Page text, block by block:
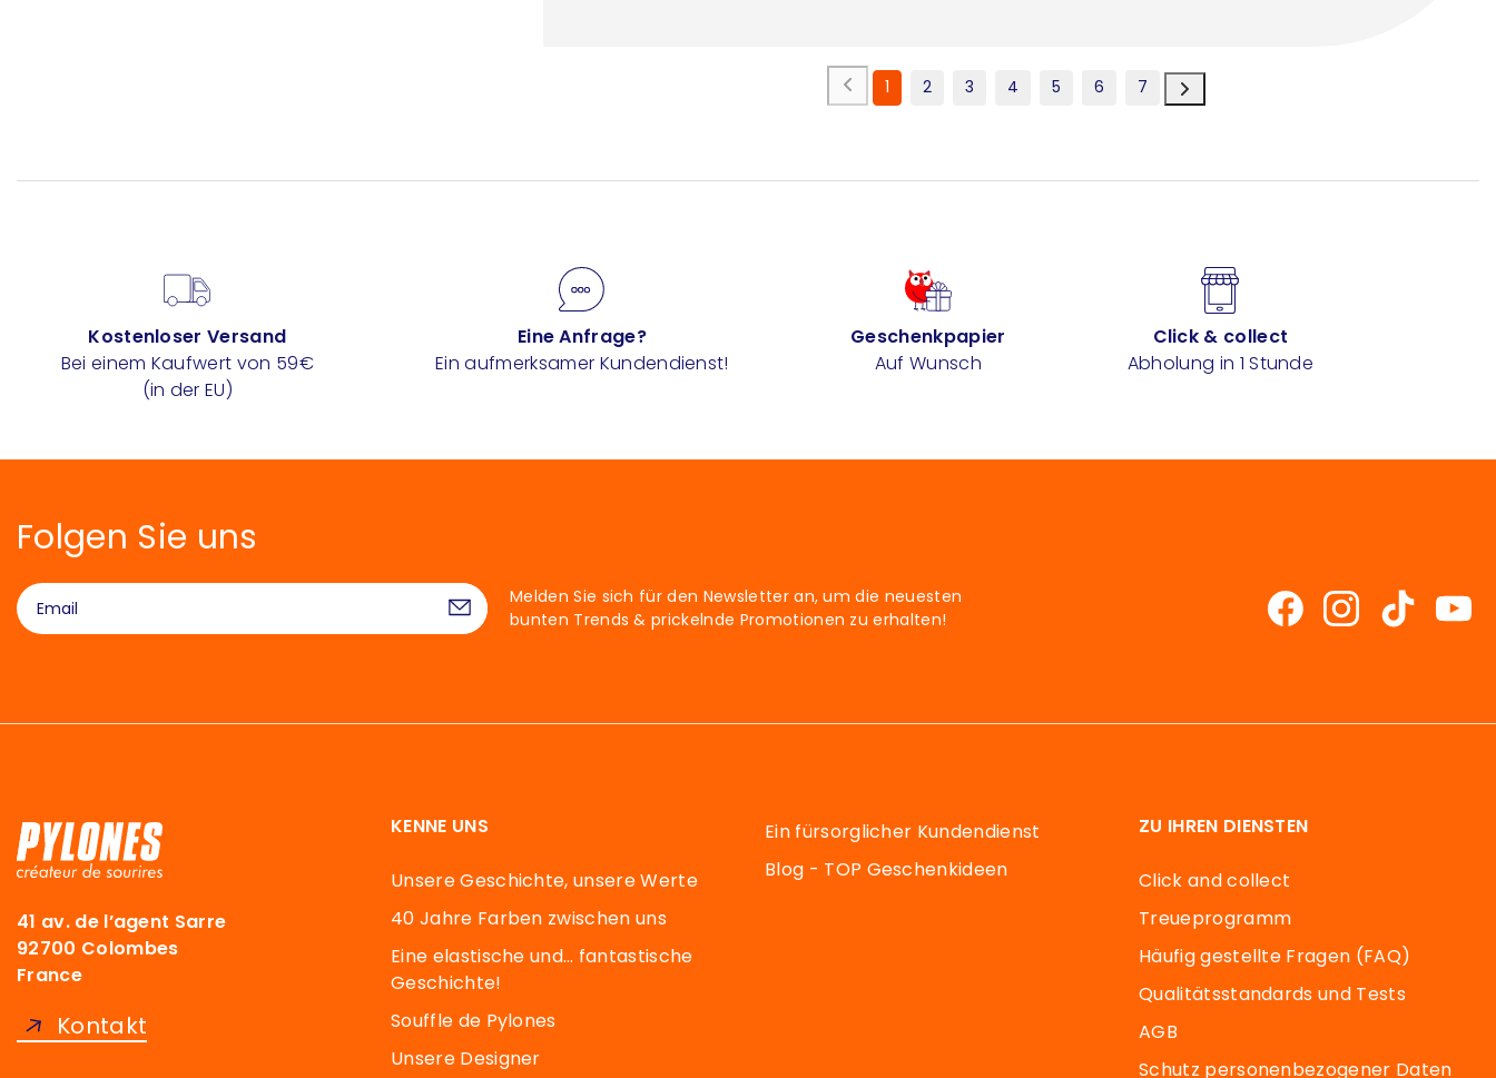
1 2 3 4 5 6 7
Kostenloser Versand
Bei einem Kaufwert von 59€
(in der EU)
Eine Anfrage?
Ein aufmerksamer Kundendienst!
Geschenkpapier
Auf Wunsch
Click & collect
Abholung in 1 Stunde
Folgen Sie uns
Melden Sie sich für den Newsletter an, um die neuesten
bunten Trends & prickelnde Promotionen zu erhalten!
41 av. de l’agent Sarre
92700 Colombes
France
Kontakt
KENNE UNS
Unsere Geschichte, unsere Werte
40 Jahre Farben zwischen uns
Eine elastische und… fantastische
Geschichte!
Souffle de Pylones
Unsere Designer
Ein fürsorglicher Kundendienst
Blog - TOP Geschenkideen
ZU IHREN DIENSTEN
Click and collect
Treueprogramm
Häufig gestellte Fragen (FAQ)
Qualitätsstandards und Tests
AGB
Schutz personenbezogener Daten